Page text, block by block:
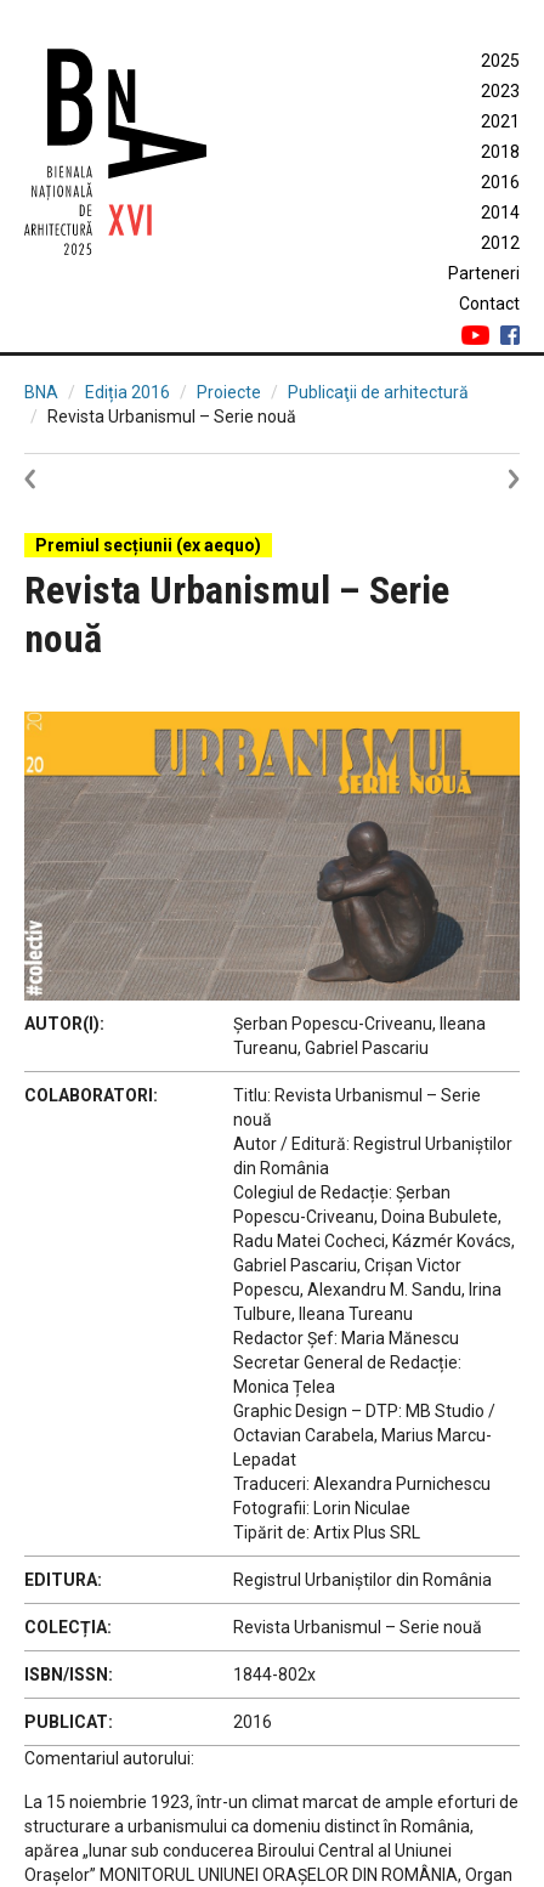
2025
2023
2021
2018
2016
2014
2012
Parteneri
Contact
BNA Ediția 2016 Proiecte
Publicaţii de arhitectură
Revista Urbanismul – Serie nouă
Premiul secțiunii (ex aequo)
Revista Urbanismul – Serie
nouă
AUTOR(I):
Șerban Popescu-Criveanu, Ileana
Tureanu, Gabriel Pascariu
COLABORATORI:
Titlu: Revista Urbanismul – Serie
nouă
Autor / Editură: Registrul Urbaniștilor
din România
Colegiul de Redacție: Șerban
Popescu-Criveanu, Doina Bubulete,
Radu Matei Cocheci, Kázmér Kovács,
Gabriel Pascariu, Crișan Victor
Popescu, Alexandru M. Sandu, Irina
Tulbure, Ileana Tureanu
Redactor Șef: Maria Mănescu
Secretar General de Redacție:
Monica Țelea
Graphic Design – DTP: MB Studio /
Octavian Carabela, Marius Marcu-
Lepadat
Traduceri: Alexandra Purnichescu
Fotografii: Lorin Niculae
Tipărit de: Artix Plus SRL
EDITURA: Registrul Urbaniștilor din România
COLECȚIA: Revista Urbanismul – Serie nouă
ISBN/ISSN: 1844-802x
PUBLICAT:
2016
Comentariul autorului:
La 15 noiembrie 1923, într-un climat marcat de ample eforturi de
structurare a urbanismului ca domeniu distinct în România,
apărea „lunar sub conducerea Biroului Central al Uniunei
Oraşelor” MONITORUL UNIUNEI ORAŞELOR DIN ROMÂNIA, Organ